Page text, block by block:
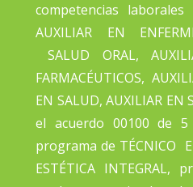
competencias laborales
AUXILIAR EN
SALUD ORAL,
FARMACÉUTICOS,
EN SALUD, AUXILIAR EN
el acuerdo 00100 de
programa de TÉCNICO
ESTÉTICA INTEGRAL,